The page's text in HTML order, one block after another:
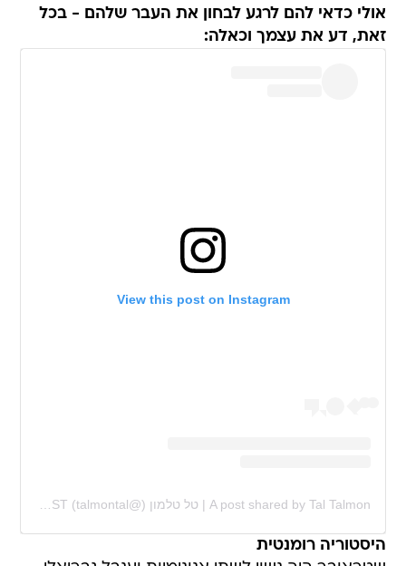
אולי כדאי להם לרגע לבחון את העבר שלהם - בכל
זאת, דע את עצמך וכאלה:
View this post on Instagram
A post shared by Tal Talmon | טל טלמון (@talmontal) Feb 2, 2020 at 2:02am PST
היסטוריה רומנטית